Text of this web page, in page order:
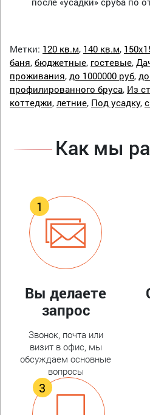
Метки: 120 кв.м, 140 кв.м,
баня, бюджетные, гостевые,
проживания, до 1000000 руб,
профилированного бруса, Из
коттеджи, летние, Под усадку,
Как мы
Вы делаете
запрос
Звонок, почта или
визит в офис, мы
обсуждаем основные
вопросы